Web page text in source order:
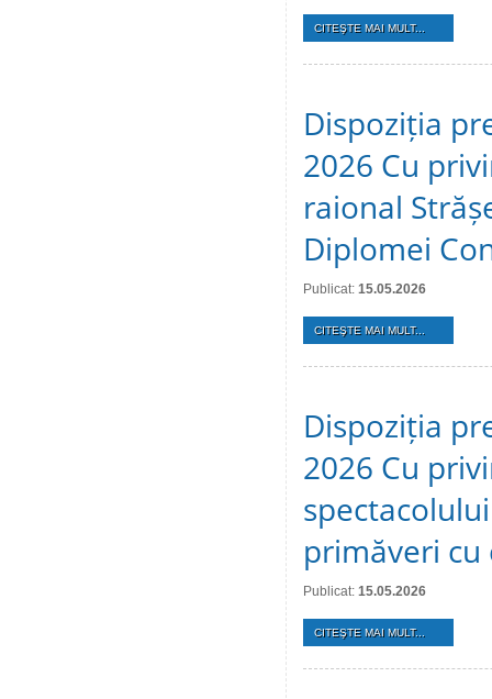
CITEŞTE MAI MULT...
Dispoziția
2026 Cu
raional
Diplomei
Publicat: 15.05.2026
CITEŞTE MAI MULT...
Dispoziția
2026 Cu
spectacolului
primăveri cu
Publicat: 15.05.2026
CITEŞTE MAI MULT...